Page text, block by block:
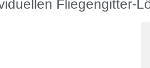
Fliegengitter-